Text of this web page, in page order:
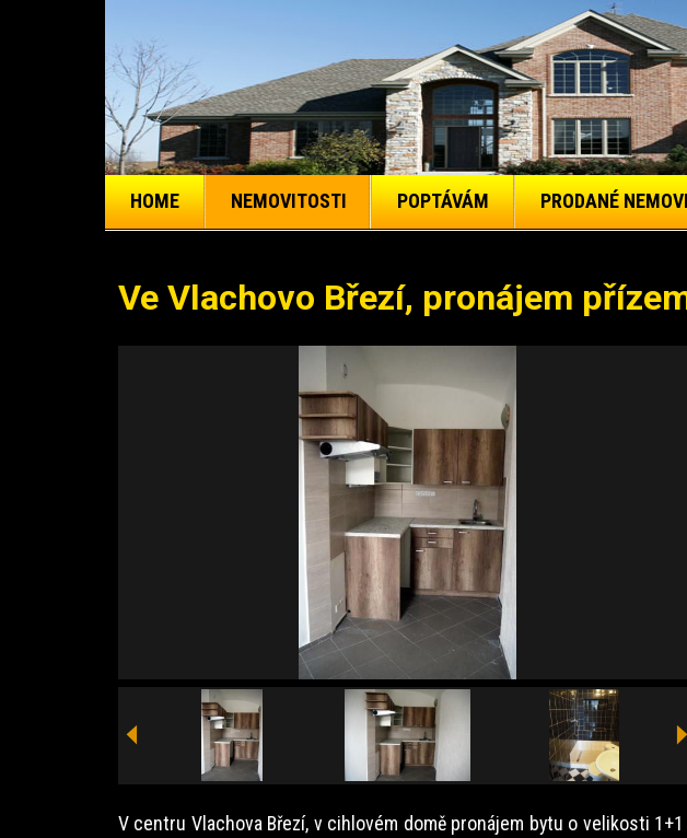
HOME NEMOVITOSTI POPTÁVÁM PRODANÉ
Ve Vlachovo Březí, pronájem
V centru Vlachova Březí, v cihlovém domě pronájem bytu o velikosti 1+1